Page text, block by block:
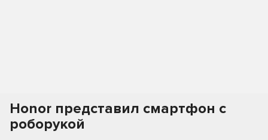
Honor представил смартфон с
роборукой